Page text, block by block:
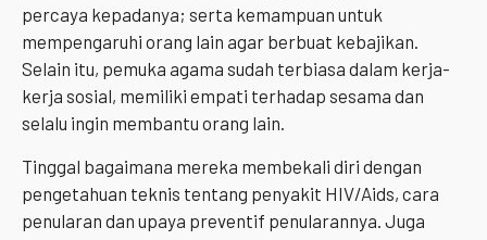
percaya kepadanya; serta kemampuan untuk
mempengaruhi orang lain agar berbuat kebajikan.
Selain itu, pemuka agama sudah terbiasa dalam kerja-
kerja sosial, memiliki empati terhadap sesama dan
selalu ingin membantu orang lain.
Tinggal bagaimana mereka membekali diri dengan
pengetahuan teknis tentang penyakit HIV/Aids, cara
penularan dan upaya preventif penularannya. Juga